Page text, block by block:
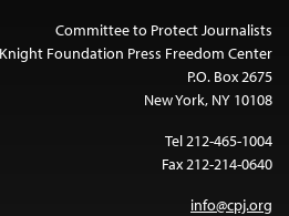
Committee to Protect Journalists
Foundation Press Freedom Center
P.O. Box 2675
New York, NY 10108
Tel 212-465-1004
Fax 212-214-0640
info@cpj.org